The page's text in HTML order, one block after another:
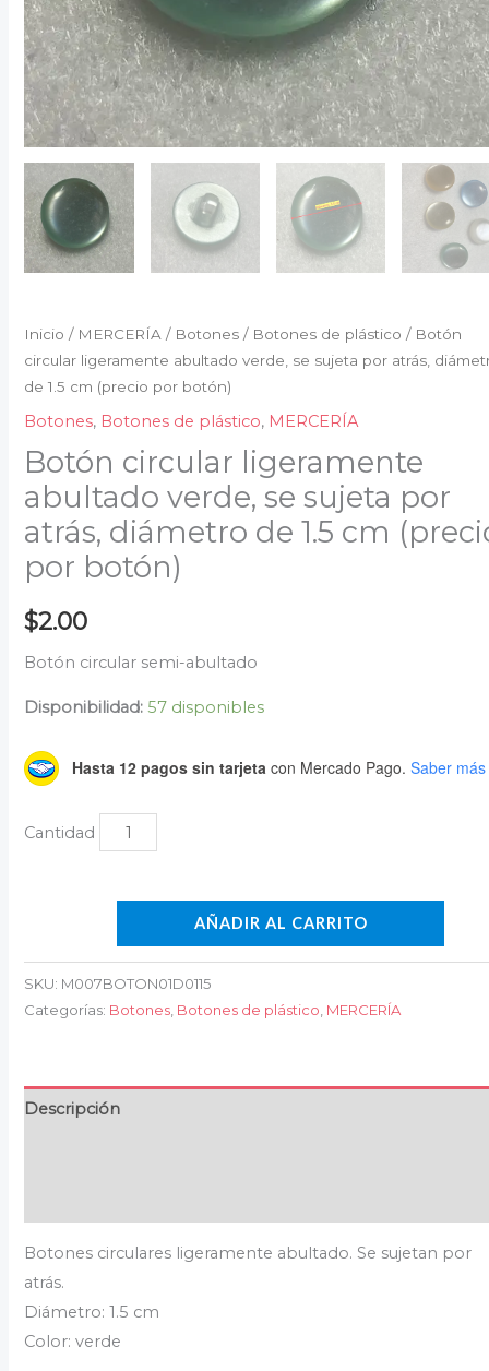
Inicio / MERCERÍA / Botones / Botones de plástico / Botón
circular ligeramente abultado verde, se sujeta por atrás,
de 1.5 cm (precio por botón)
Botones, Botones de plástico, MERCERÍA
Botón circular ligeramente
abultado verde, se sujeta por
atrás, diámetro de 1.5 cm
por botón)
$2.00
Botón circular semi-abultado
Disponibilidad: 57 disponibles
Hasta 12 pagos sin tarjeta con Mercado Pago. Saber más
cm
(precio
por
botón)
cantidad
AÑADIR AL CARRITO
SKU: M007BOTON01D0115
Categorías: Botones Botones de plástico MERCERÍA
Descripción
Botones circulares ligeramente abultado. Se sujetan por
atrás.
Diámetro: 1.5 cm
Color: verde